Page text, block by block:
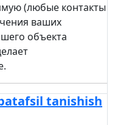
(любые контакты
ваших
объекта
tanishish